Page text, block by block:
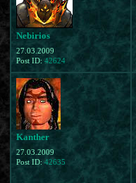
Nebirios
27.03.2009
Post ID: 42624
Kanther
27.03.2009
Post ID: 42635